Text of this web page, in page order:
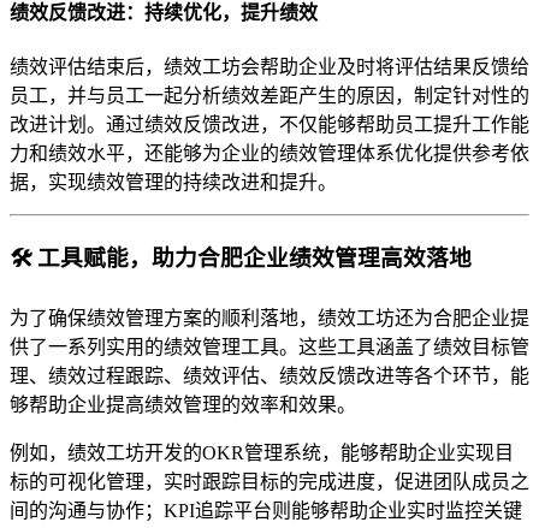
绩效反馈改进：持续优化，提升绩效
绩效评估结束后，绩效工坊会帮助企业及时将评估结果反馈给
员工，并与员工一起分析绩效差距产生的原因，制定针对性的
改进计划。通过绩效反馈改进，不仅能够帮助员工提升工作能
力和绩效水平，还能够为企业的绩效管理体系优化提供参考依
据，实现绩效管理的持续改进和提升。
🛠️ 工具赋能，助力合肥企业绩效管理高效落地
为了确保绩效管理方案的顺利落地，绩效工坊还为合肥企业提
供了一系列实用的绩效管理工具。这些工具涵盖了绩效目标管
理、绩效过程跟踪、绩效评估、绩效反馈改进等各个环节，能
够帮助企业提高绩效管理的效率和效果。
例如，绩效工坊开发的OKR管理系统，能够帮助企业实现目
标的可视化管理，实时跟踪目标的完成进度，促进团队成员之
间的沟通与协作；KPI追踪平台则能够帮助企业实时监控关键